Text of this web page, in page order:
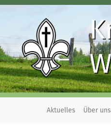
Aktuelles Über uns